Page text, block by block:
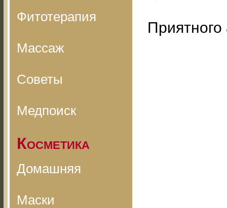
Фитотерапия
Массаж
Советы
Медпоиск
Косметика
Домашняя
Маски
Приятного